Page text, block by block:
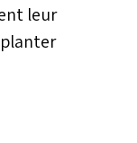
leur